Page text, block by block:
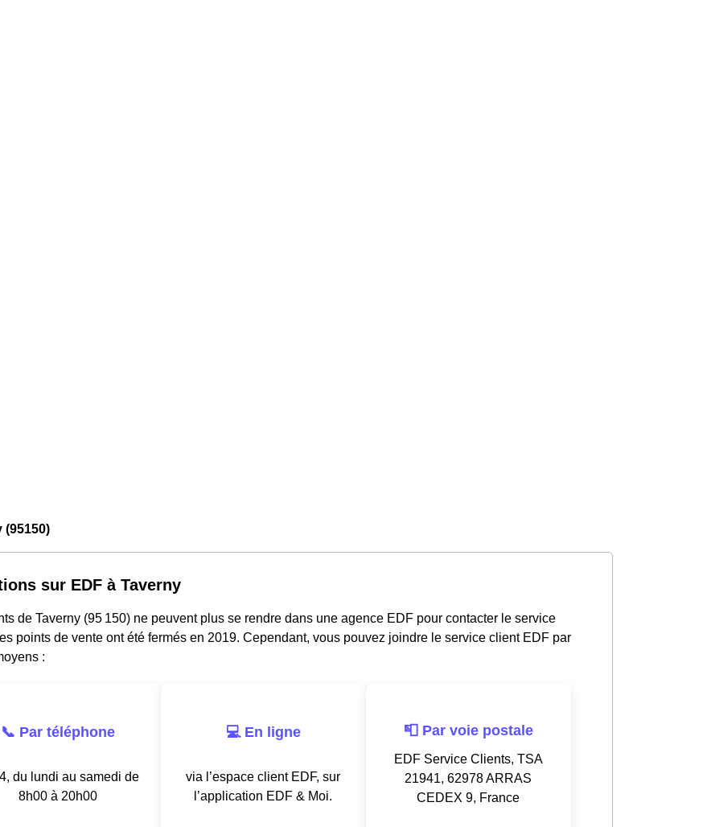
(95150)
sur EDF à Taverny
de Taverny (95 150) ne peuvent plus se rendre dans une agence EDF pour contacter le service
points de vente ont été fermés en 2019. Cependant, vous pouvez joindre le service client EDF par
:
📞 Par téléphone
du lundi au samedi de
8h00 à 20h00
💻 En ligne
via l’espace client EDF, sur
l’application EDF & Moi.
📮 Par voie postale
EDF Service Clients, TSA
21941, 62978 ARRAS
CEDEX 9, France